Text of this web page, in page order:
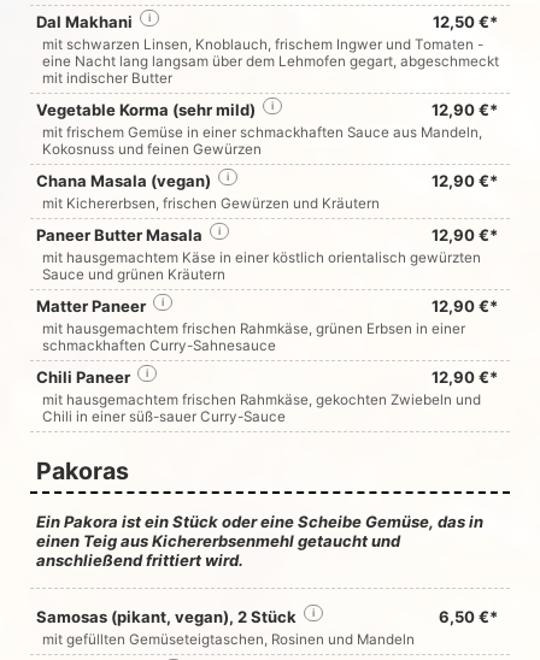
Dal Makhani 12,50 €*
i
mit schwarzen Linsen, Knoblauch, frischem Ingwer und Tomaten -
eine Nacht lang langsam über dem Lehmofen gegart, abgeschmeckt
mit indischer Butter
Vegetable Korma (sehr mild) 12,90 €*
i
mit frischem Gemüse in einer schmackhaften Sauce aus Mandeln,
Kokosnuss und feinen Gewürzen
Chana Masala (vegan) 12,90 €*
i
mit Kichererbsen, frischen Gewürzen und Kräutern
Paneer Butter Masala 12,90 €*
i
mit hausgemachtem Käse in einer köstlich orientalisch gewürzten
Sauce und grünen Kräutern
Matter Paneer 12,90 €*
i
mit hausgemachtem frischen Rahmkäse, grünen Erbsen in einer
schmackhaften Curry-Sahnesauce
Chili Paneer 12,90 €*
i
mit hausgemachtem frischen Rahmkäse, gekochten Zwiebeln und
Chili in einer süß-sauer Curry-Sauce
Pakoras
Ein Pakora ist ein Stück oder eine Scheibe Gemüse, das in
einen Teig aus Kichererbsenmehl getaucht und
anschließend frittiert wird.
Samosas (pikant, vegan), 2 Stück 6,50 €*
i
mit gefüllten Gemüseteigtaschen, Rosinen und Mandeln